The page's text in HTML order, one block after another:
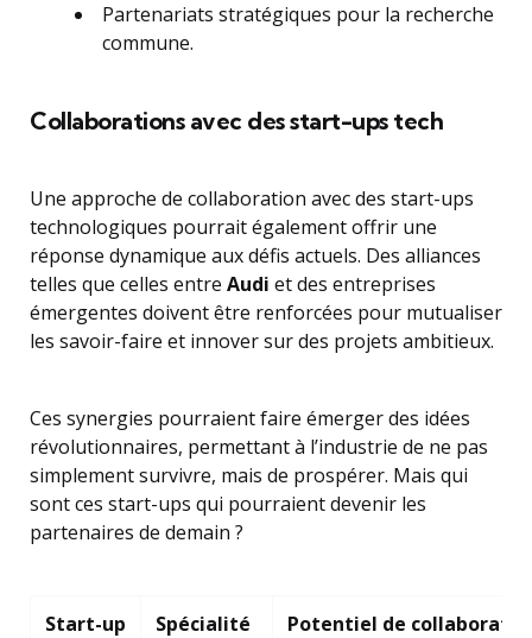
Partenariats stratégiques pour la recherche
commune.
Collaborations avec des start-ups tech
Une approche de collaboration avec des start-ups
technologiques pourrait également offrir une
réponse dynamique aux défis actuels. Des alliances
telles que celles entre Audi et des entreprises
émergentes doivent être renforcées pour mutualiser
les savoir-faire et innover sur des projets ambitieux.
Ces synergies pourraient faire émerger des idées
révolutionnaires, permettant à l’industrie de ne pas
simplement survivre, mais de prospérer. Mais qui
sont ces start-ups qui pourraient devenir les
partenaires de demain ?
Start-up Spécialité Potentiel de